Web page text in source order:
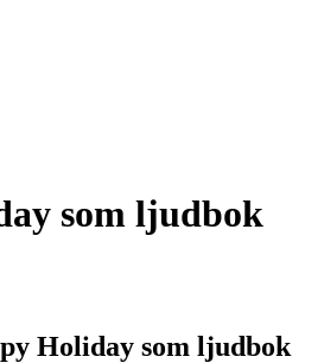
som ljudbok
Holiday som ljudbok